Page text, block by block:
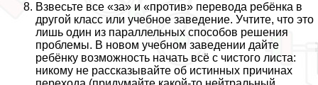
Взвесьте все «за» и «против» перевода ребёнка в
другой класс или учебное заведение. Учтите, что это
лишь один из параллельных способов решения
проблемы. В новом учебном заведении дайте
ребёнку возможность начать всё с чистого листа:
никому не рассказывайте об истинных причинах